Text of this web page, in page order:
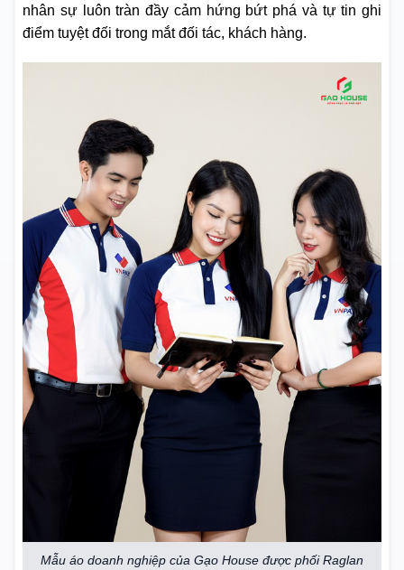
nhân sự luôn tràn đầy cảm hứng bứt phá và tự tin ghi
điểm tuyệt đối trong mắt đối tác, khách hàng.
Mẫu áo doanh nghiệp của Gạo House được phối Raglan